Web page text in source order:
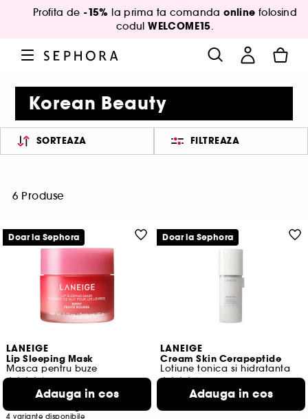
Profita de -15% la prima ta comandaonline folosind
codulWELCOME15.
Korean Beauty
SORTEAZA FILTREAZA
6 Produse
LANEIGE
Lip Sleeping Mask
Masca pentru buze
7068
130,00 Lei
4 variante disponibile
Adauga in cos
Doar la Sephora
LANEIGE
Cream Skin Cerapeptide
Lotiune tonica si hidratanta
1637
170,00 LeiAdauga in cos
Doar la Sephora